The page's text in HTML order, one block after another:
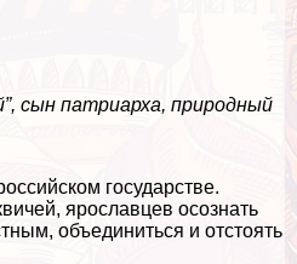
сын патриарха, природный
государстве.
ярославцев осознать
объединиться и отстоять